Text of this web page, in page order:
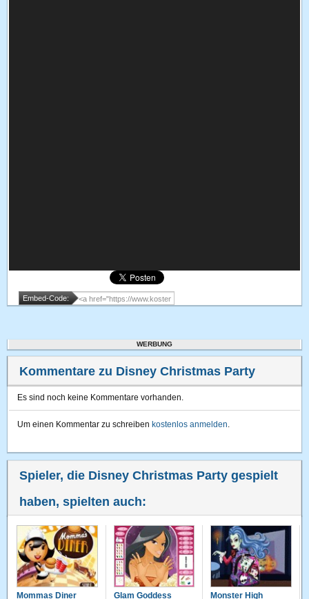
Embed-Code:
WERBUNG
Kommentare zu Disney Christmas Party
Es sind noch keine Kommentare vorhanden.
Um einen Kommentar zu schreiben kostenlos anmelden.
Spieler, die Disney Christmas Party gespielt
haben, spielten auch:
Mommas Diner Glam Goddess Monster High